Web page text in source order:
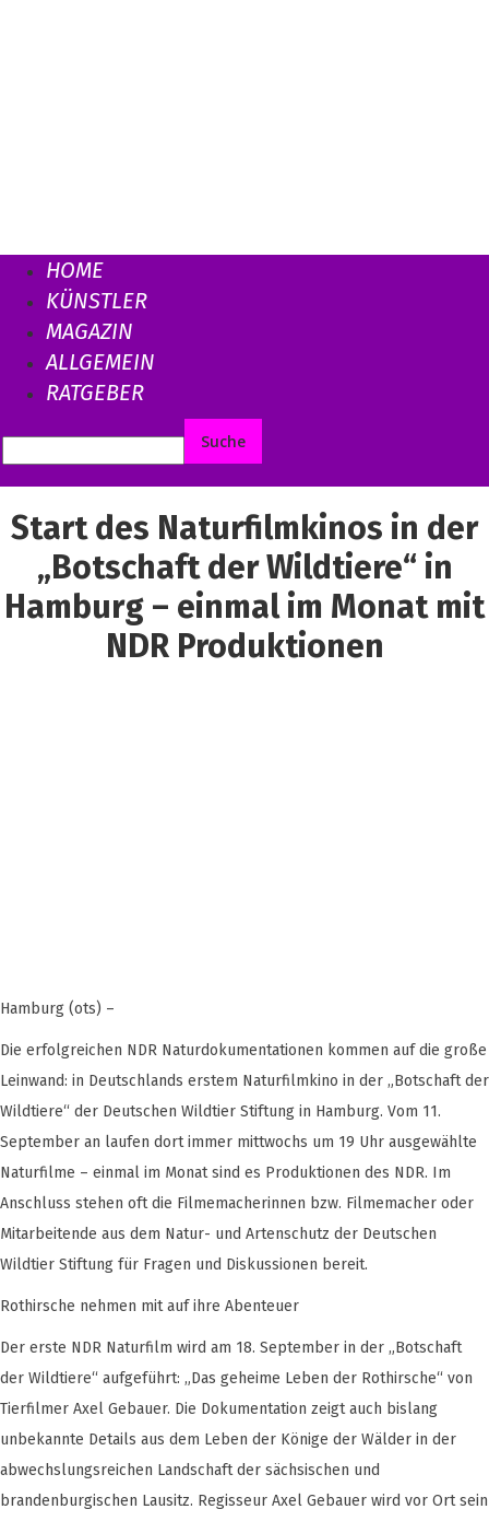
HOME
KÜNSTLER
MAGAZIN
ALLGEMEIN
RATGEBER
Start des Naturfilmkinos in der
„Botschaft der Wildtiere“ in
Hamburg – einmal im Monat mit
NDR Produktionen
Hamburg (ots) –
Die erfolgreichen NDR Naturdokumentationen kommen auf die große
Leinwand: in Deutschlands erstem Naturfilmkino in der „Botschaft der
Wildtiere“ der Deutschen Wildtier Stiftung in Hamburg. Vom 11.
September an laufen dort immer mittwochs um 19 Uhr ausgewählte
Naturfilme – einmal im Monat sind es Produktionen des NDR. Im
Anschluss stehen oft die Filmemacherinnen bzw. Filmemacher oder
Mitarbeitende aus dem Natur- und Artenschutz der Deutschen
Wildtier Stiftung für Fragen und Diskussionen bereit.
Rothirsche nehmen mit auf ihre Abenteuer
Der erste NDR Naturfilm wird am 18. September in der „Botschaft
der Wildtiere“ aufgeführt: „Das geheime Leben der Rothirsche“ von
Tierfilmer Axel Gebauer. Die Dokumentation zeigt auch bislang
unbekannte Details aus dem Leben der Könige der Wälder in der
abwechslungsreichen Landschaft der sächsischen und
brandenburgischen Lausitz. Regisseur Axel Gebauer wird vor Ort sein